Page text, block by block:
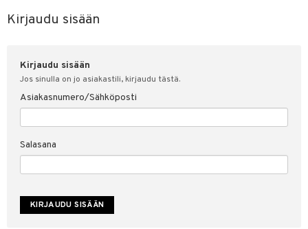
Luontaistuotteet
Fitness
Koti & Sisustus
Lelut, Lapsi & Vauva
Tuotemerkkejä
Kirjaudu sisään
Kirjaudu sisään
Jos sinulla on jo asiakastili, kirjaudu tästä.
Asiakasnumero/Sähköposti
Salasana
& vastauksia
myyntiehdot
suojaus